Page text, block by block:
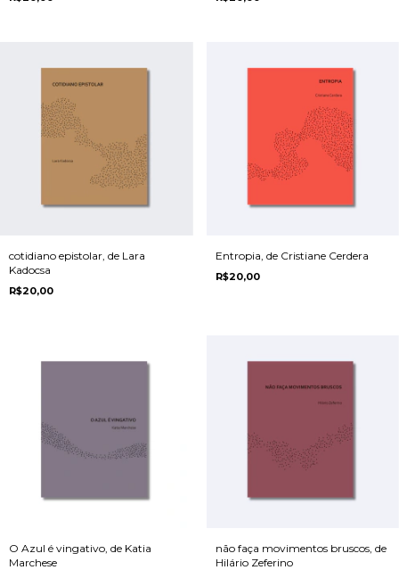
cotidiano epistolar, de Lara
Kadocsa
R$20,00
Entropia, de Cristiane Cerdera
R$20,00
O Azul é vingativo, de Katia
Marchese
não faça movimentos bruscos, de
Hilário Zeferino